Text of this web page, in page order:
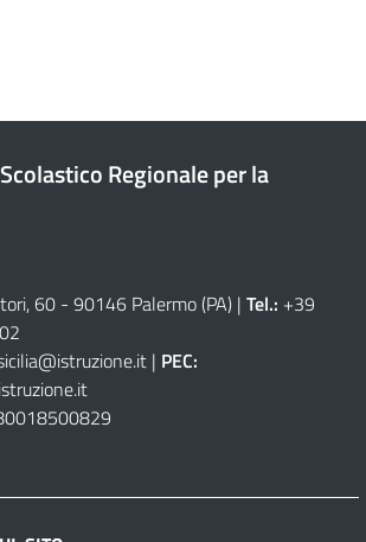
Regionale per la
60 - 90146 Palermo (PA) | Tel.: +39
| PEC: